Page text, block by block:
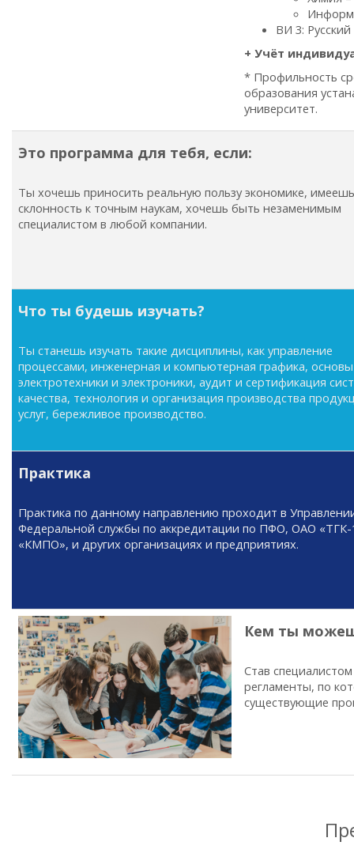
ВИ 3:
+ Учёт
* Профильность
образования
университет.
Это программа для тебя, если:
Ты хочешь приносить реальную пользу экономике, имеешь
склонность к точным наукам, хочешь быть незаменимым
специалистом в любой компании.
Что ты будешь изучать?
Ты станешь изучать такие дисциплины, как управление
процессами, инженерная и компьютерная графика, основы
электротехники и электроники, аудит и сертификация
качества, технология и организация производства
услуг, бережливое производство.
Практика
Практика по данному направлению проходит в
Федеральной службы по аккредитации по ПФО, ОАО «ТГК-
«КМПО», и других организациях и предприятиях.
Кем ты
Став
регламенты, по
существующие